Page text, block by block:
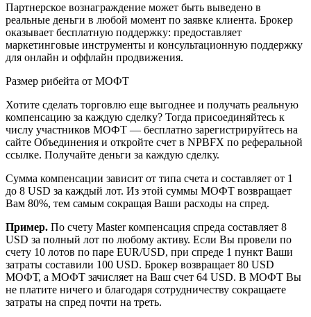
Партнерское вознаграждение может быть выведено в
реальные деньги в любой момент по заявке клиента. Брокер
оказывает бесплатную поддержку: предоставляет
маркетинговые инструменты и консультационную поддержку
для онлайн и оффлайн продвижения.
Размер рибейта от МОФТ
Хотите сделать торговлю еще выгоднее и получать реальную
компенсацию за каждую сделку? Тогда присоединяйтесь к
числу участников МОФТ — бесплатно зарегистрируйтесь на
сайте Объединения и откройте счет в NPBFX по реферальной
ссылке. Получайте деньги за каждую сделку.
Сумма компенсации зависит от типа счета и составляет от 1
до 8 USD за каждый лот. Из этой суммы МОФТ возвращает
Вам 80%, тем самым сокращая Ваши расходы на спред.
Пример. По счету Master компенсация спреда составляет 8
USD за полный лот по любому активу. Если Вы провели по
счету 10 лотов по паре EUR/USD, при спреде 1 пункт Ваши
затраты составили 100 USD. Брокер возвращает 80 USD
МОФТ, а МОФТ зачисляет на Ваш счет 64 USD. В МОФТ Вы
не платите ничего и благодаря сотрудничеству сокращаете
затраты на спред почти на треть.